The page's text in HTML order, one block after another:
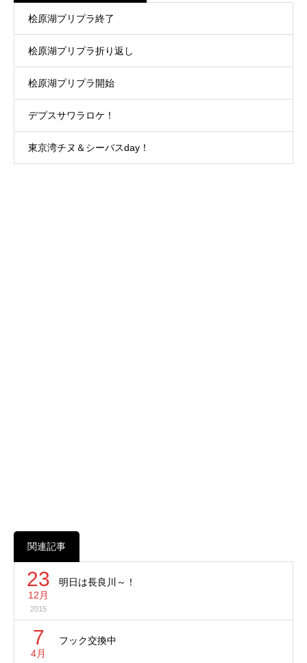
桧原湖プリプラ終了
桧原湖プリプラ折り返し
桧原湖プリプラ開始
デプスサワラロケ！
東京湾チヌ＆シーバスday！
関連記事
23
12月
2015
明日は長良川～！
7
4月
フック交換中